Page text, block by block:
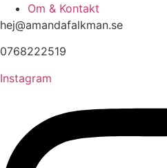
Om & Kontakt
hej@amandafalkman.se
0768222519
Instagram